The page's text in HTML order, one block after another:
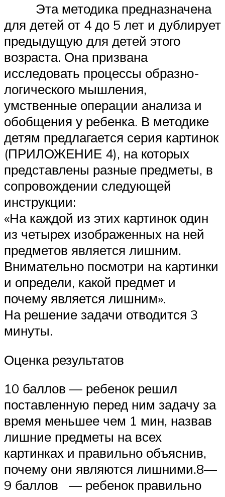
Эта методика предназначена
для детей от 4 до 5 лет и дублирует
предыдущую для детей этого
возраста. Она призвана
исследовать процессы образно-
логического мышления,
умственные операции анализа и
обобщения у ребенка. В методике
детям предлагается серия картинок
(ПРИЛОЖЕНИЕ 4), на которых
представлены разные предметы, в
сопровождении следующей
инструкции:
«На каждой из этих картинок один
из четырех изображенных на ней
предметов является лишним.
Внимательно посмотри на картинки
и определи, какой предмет и
почему является лишним».
На решение задачи отводится 3
минуты.
Оценка результатов
10 баллов — ребенок решил
поставленную перед ним задачу за
время меньшее чем 1 мин, назвав
лишние предметы на всех
картинках и правильно объяснив,
почему они являются лишними.8—
9 баллов — ребенок правильно